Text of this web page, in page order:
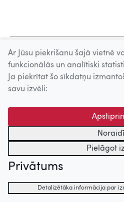
© 2026 Nacionālais Kino centrs,
centrs. Sadarbības partneris:
kinofotofonodokumentu arhīvs.
Ar Jūsu piekrišanu šajā vietnē
funkcionālās un analītiski
Ja piekrītat šo sīkdatņu
savu izvēli:
Pielāgot
Privātums
Detalizētāka informācija par